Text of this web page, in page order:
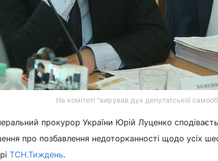
На комітеті "вирував дух депутатської
прокурор України Юрій Луценко
про позбавлення недоторканності щодо усіх
ТСН.Тиждень.